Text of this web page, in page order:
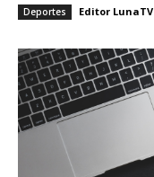
Deportes Editor LunaTV